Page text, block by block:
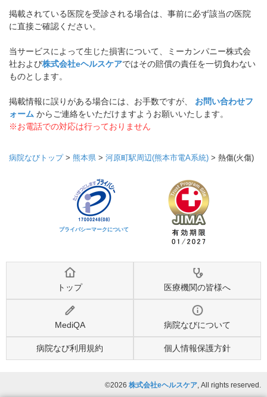
掲載されている医院を受診される場合は、事前に必ず該当の医院
に直接ご確認ください。
当サービスによって生じた損害について、ミーカンパニー株式会
社および株式会社eヘルスケアではその賠償の責任を一切負わない
ものとします。
掲載情報に誤りがある場合には、お手数ですが、 お問い合わせフ
ォーム からご連絡をいただけますようお願いいたします。
※お電話での対応は行っておりません
病院なびトップ> 熊本県 > 河原町駅周辺(熊本市電A系統) > 熱傷(火傷)
プライバシーマークについて
トップ 医療機関の皆様へ
MediQA 病院なびについて
病院なび利用規約 個人情報保護方針
©2026 株式会社eヘルスケア, All rights reserved.